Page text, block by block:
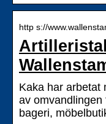
http s://
Kaka har arbetat
av
bageri,